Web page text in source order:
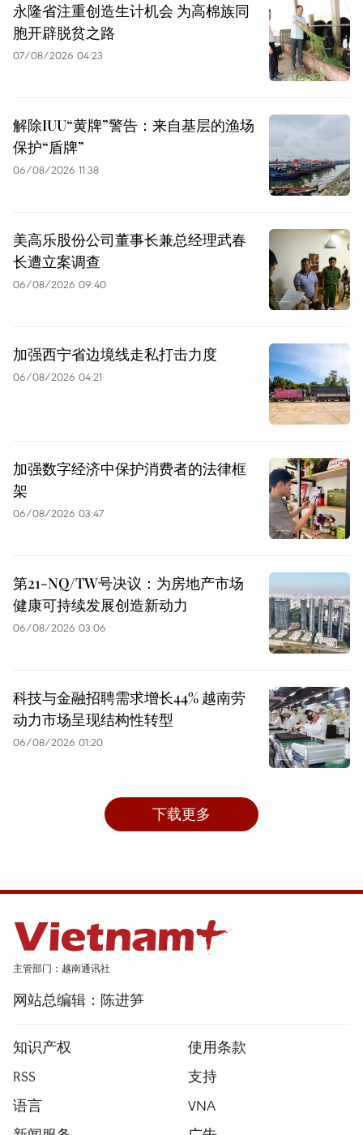
永隆省注重创造生计机会 为高棉族同
胞开辟脱贫之路
07/08/2026 04:23
解除IUU“黄牌”警告：来自基层的渔场
保护“盾牌”
06/08/2026 11:38
美高乐股份公司董事长兼总经理武春
长遭立案调查
06/08/2026 09:40
加强西宁省边境线走私打击力度
06/08/2026 04:21
加强数字经济中保护消费者的法律框
架
06/08/2026 03:47
第21-NQ/TW号决议：为房地产市场
健康可持续发展创造新动力
06/08/2026 03:06
科技与金融招聘需求增长44% 越南劳
动力市场呈现结构性转型
06/08/2026 01:20
下载更多
主管部门：越南通讯社
网站总编辑：陈进笋
知识产权
使用条款
RSS
支持
语言
VNA